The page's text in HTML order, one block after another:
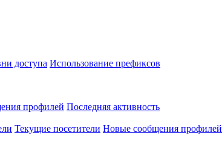
доступа Использование префиксов
профилей Последняя активность
Текущие посетители Новые сообщения профилей